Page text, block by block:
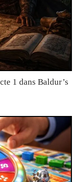
1 dans Baldur’s